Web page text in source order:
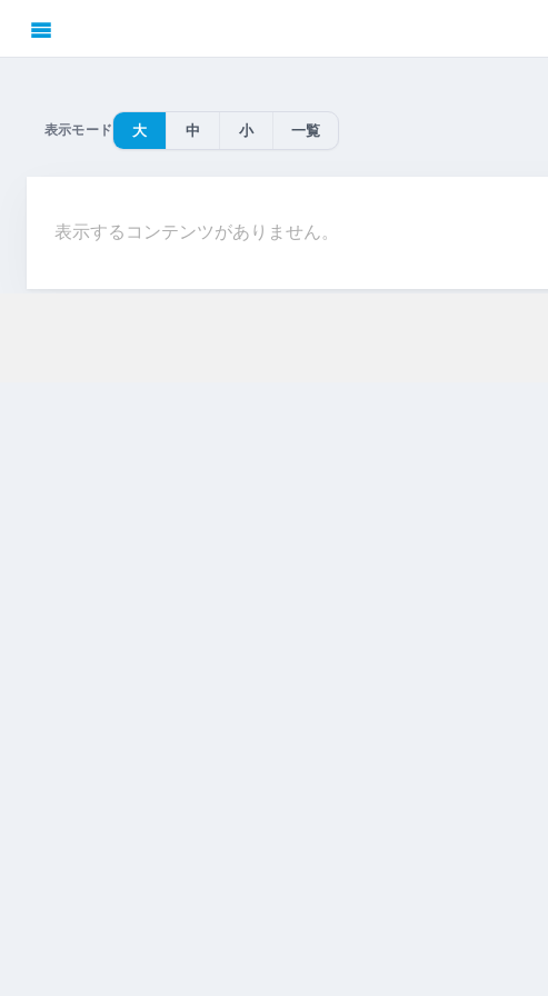
表示モード 大 中 小 一覧
表示するコンテンツがありません。